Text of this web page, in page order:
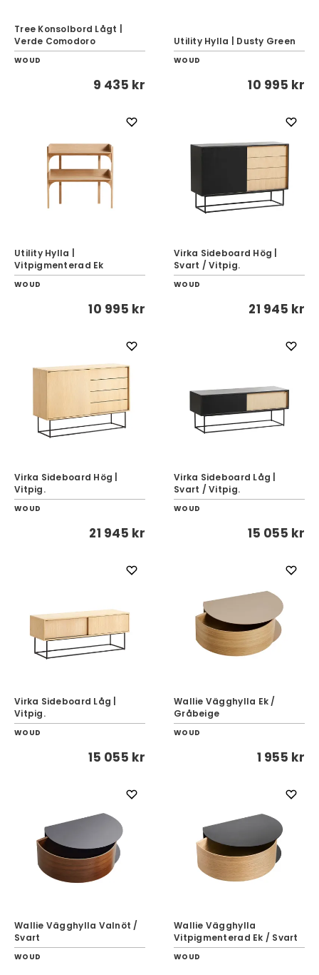
Tree Konsolbord Lågt |
Verde Comodoro
WOUD
9 435 kr
Utility Hylla | Dusty Green
WOUD
10 995 kr
Utility Hylla |
Vitpigmenterad Ek
WOUD
10 995 kr
Virka Sideboard Hög |
Svart / Vitpig.
WOUD
21 945 kr
Virka Sideboard Hög |
Vitpig.
WOUD
21 945 kr
Virka Sideboard Låg |
Svart / Vitpig.
WOUD
15 055 kr
Virka Sideboard Låg |
Vitpig.
WOUD
15 055 kr
Wallie Vägghylla Ek /
Gråbeige
WOUD
1 955 kr
Wallie Vägghylla Valnöt /
Svart
WOUD
Wallie Vägghylla
Vitpigmenterad Ek / Svart
WOUD